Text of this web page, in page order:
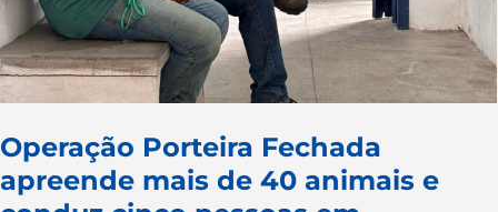
Operação Porteira Fechada
apreende mais de 40 animais e